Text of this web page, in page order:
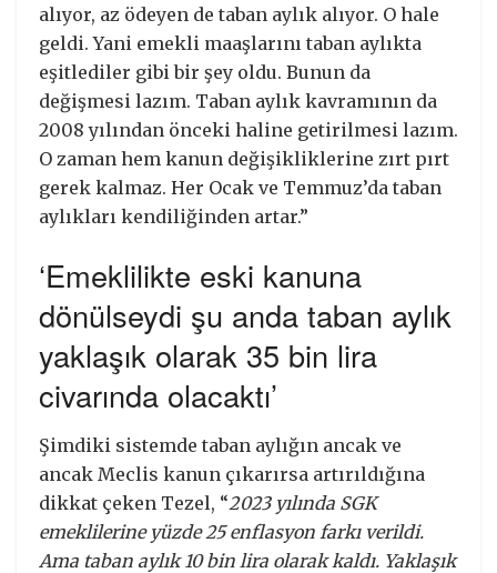
alıyor, az ödeyen de taban aylık alıyor. O hale
geldi. Yani emekli maaşlarını taban aylıkta
eşitlediler gibi bir şey oldu. Bunun da
değişmesi lazım. Taban aylık kavramının da
2008 yılından önceki haline getirilmesi lazım.
O zaman hem kanun değişikliklerine zırt pırt
gerek kalmaz. Her Ocak ve Temmuz’da taban
aylıkları kendiliğinden artar.”
‘Emeklilikte eski kanuna
dönülseydi şu anda taban aylık
yaklaşık olarak 35 bin lira
civarında olacaktı’
Şimdiki sistemde taban aylığın ancak ve
ancak Meclis kanun çıkarırsa artırıldığına
dikkat çeken Tezel, “2023 yılında SGK
emeklilerine yüzde 25 enflasyon farkı verildi.
Ama taban aylık 10 bin lira olarak kaldı. Yaklaşık